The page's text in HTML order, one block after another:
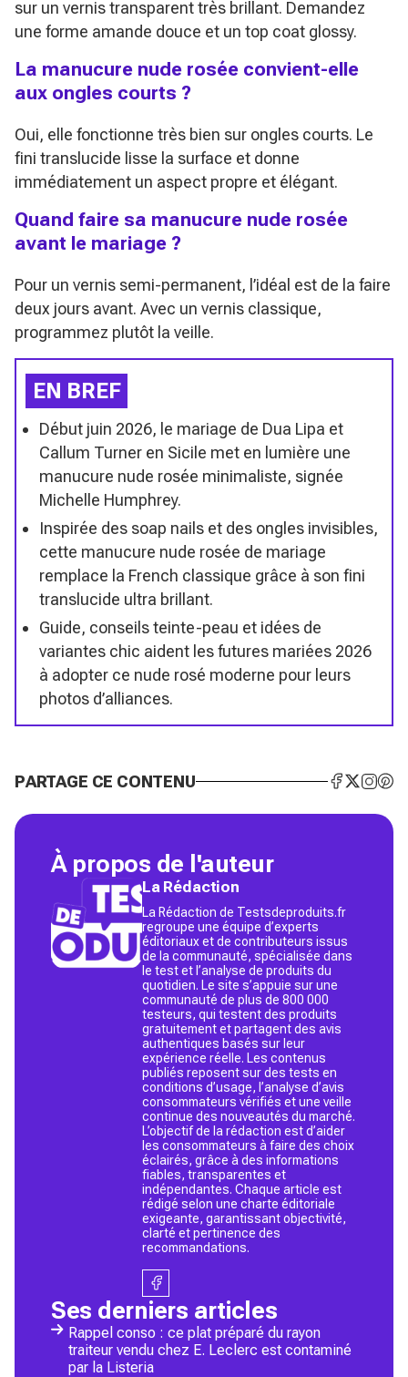
sur un vernis transparent très brillant. Demandez
une forme amande douce et un top coat glossy.
La manucure nude rosée convient-elle
aux ongles courts ?
Oui, elle fonctionne très bien sur ongles courts. Le
fini translucide lisse la surface et donne
immédiatement un aspect propre et élégant.
Quand faire sa manucure nude rosée
avant le mariage ?
Pour un vernis semi-permanent, l’idéal est de la faire
deux jours avant. Avec un vernis classique,
programmez plutôt la veille.
EN BREF
Début juin 2026, le mariage de Dua Lipa et
Callum Turner en Sicile met en lumière une
manucure nude rosée minimaliste, signée
Michelle Humphrey.
Inspirée des soap nails et des ongles invisibles,
cette manucure nude rosée de mariage
remplace la French classique grâce à son fini
translucide ultra brillant.
Guide, conseils teinte-peau et idées de
variantes chic aident les futures mariées 2026
à adopter ce nude rosé moderne pour leurs
photos d’alliances.
PARTAGE CE CONTENU
À propos de l'auteur
La Rédaction
La Rédaction de Testsdeproduits.fr
regroupe une équipe d’experts
éditoriaux et de contributeurs issus
de la communauté, spécialisée dans
le test et l’analyse de produits du
quotidien. Le site s’appuie sur une
communauté de plus de 800 000
testeurs, qui testent des produits
gratuitement et partagent des avis
authentiques basés sur leur
expérience réelle. Les contenus
publiés reposent sur des tests en
conditions d’usage, l’analyse d’avis
consommateurs vérifiés et une veille
continue des nouveautés du marché.
L’objectif de la rédaction est d’aider
les consommateurs à faire des choix
éclairés, grâce à des informations
fiables, transparentes et
indépendantes. Chaque article est
rédigé selon une charte éditoriale
exigeante, garantissant objectivité,
clarté et pertinence des
recommandations.
Ses derniers articles
Rappel conso : ce plat préparé du rayon
traiteur vendu chez E. Leclerc est contaminé
par la Listeria